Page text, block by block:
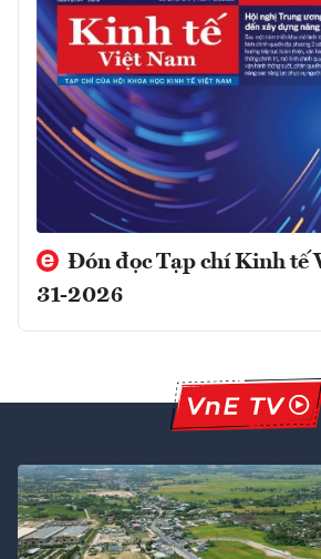
Đón đọc Tạp chí Kinh tế
31-2026